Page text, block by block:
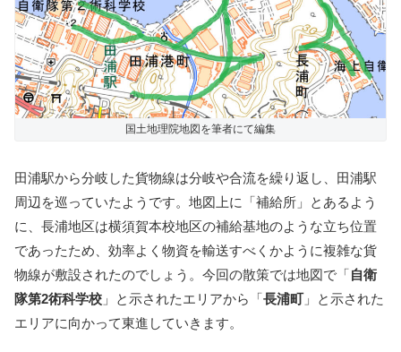
国土地理院地図を筆者にて編集
田浦駅から分岐した貨物線は分岐や合流を繰り返し、田浦駅
周辺を巡っていたようです。地図上に「補給所」とあるよう
に、長浦地区は横須賀本校地区の補給基地のような立ち位置
であったため、効率よく物資を輸送すべくかように複雑な貨
物線が敷設されたのでしょう。今回の散策では地図で「自衛
隊第2術科学校 」と示されたエリアから「長浦町」と示された
エリアに向かって東進していきます。